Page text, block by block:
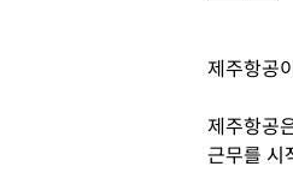
제주항공
제주항공
근무를 시